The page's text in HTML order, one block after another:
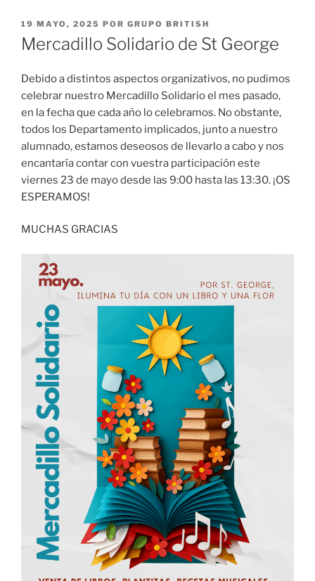
PUBLICADO
EL
19 MAYO, 2025 POR GRUPO BRITISH
Mercadillo Solidario de St George
Debido a distintos aspectos organizativos, no pudimos
celebrar nuestro Mercadillo Solidario el mes pasado,
en la fecha que cada año lo celebramos. No obstante,
todos los Departamento implicados, junto a nuestro
alumnado, estamos deseosos de llevarlo a cabo y nos
encantaría contar con vuestra participación este
viernes 23 de mayo desde las 9:00 hasta las 13:30. ¡OS
ESPERAMOS!
MUCHAS GRACIAS